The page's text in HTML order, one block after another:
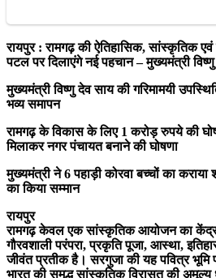
रायपुर : रामगढ़ की ऐतिहासिक, सांस्कृतिक एवं
पटल पर दिलाएंगे नई पहचान – मुख्यमंत्री
मुख्यमंत्री विष्णु देव साय की गरिमामयी
भव्य समापन
रामगढ़ के विकास के लिए 1 करोड़ रुपये की
मिलाकर नगर पंचायत बनाने की घोषणा
मुख्यमंत्री ने 6 पहाड़ी कोरवा बच्चों का कराया
का किया सम्मान
रायपुर
रामगढ़ केवल एक सांस्कृतिक आयोजन का केंद्र
गौरवशाली परंपरा, प्रकृति पूजा, आस्था,
जीवंत प्रतीक है। सरगुजा की यह पवित्र भूमि
भारत की समृद्ध सांस्कृतिक विरासत की